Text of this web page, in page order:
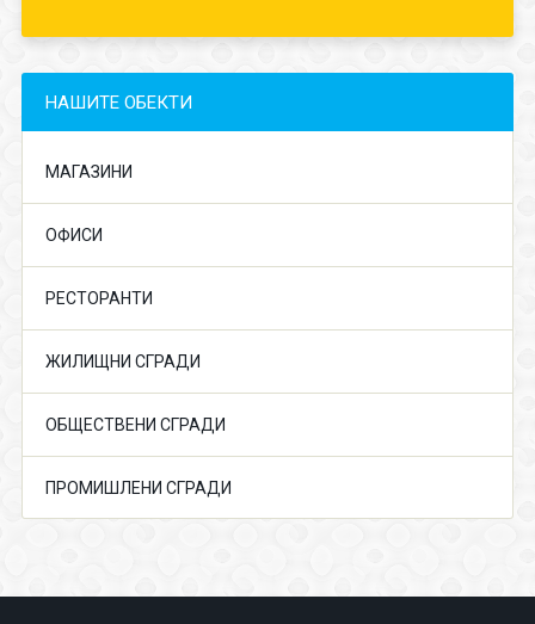
НАШИТЕ ОБЕКТИ
МАГАЗИНИ
ОФИСИ
РЕСТОРАНТИ
ЖИЛИЩНИ СГРАДИ
ОБЩЕСТВЕНИ СГРАДИ
ПРОМИШЛЕНИ СГРАДИ